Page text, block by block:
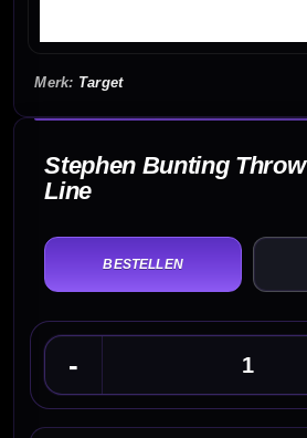
Target
Stephen Bunting Throw
Line
-